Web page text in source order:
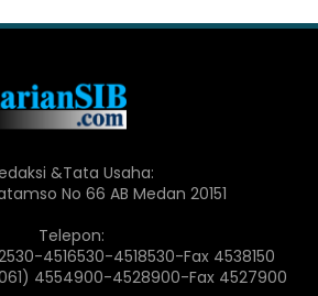
&Tata Usaha:
No 66 AB Medan 20151
Telepon:
4516530-4518530-Fax 4538150
4554900-4528900-Fax 4527900